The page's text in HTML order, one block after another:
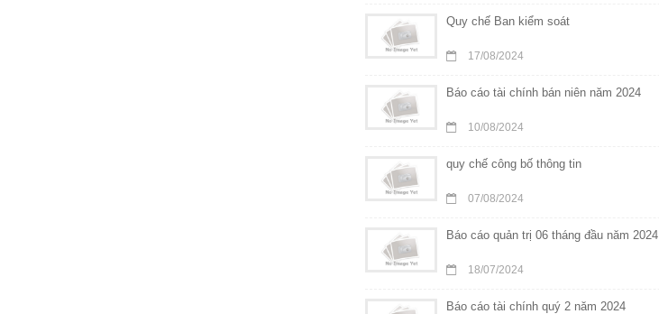
Quy chế Ban kiểm soát
17/08/2024
Báo cáo tài chính bán niên năm 2024
10/08/2024
quy chế công bố thông tin
07/08/2024
Báo cáo quản trị 06 tháng đầu năm 2024
18/07/2024
Báo cáo tài chính quý 2 năm 2024